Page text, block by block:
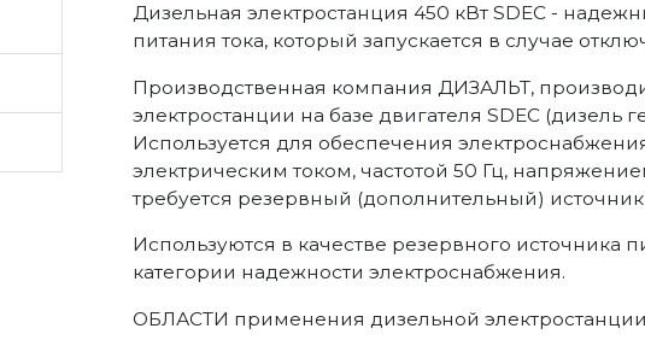
Дизельная электростанция 450 кВт SDEC -
питания тока, который запускается в случае
Производственная компания ДИЗАЛЬТ,
электростанции на базе двигателя SDEC (дизель
Используется для обеспечения
электрическим током, частотой 50 Гц,
требуется резервный (дополнительный)
Используются в качестве резервного источника
категории надежности электроснабжения.
ОБЛАСТИ применения дизельной электростанции